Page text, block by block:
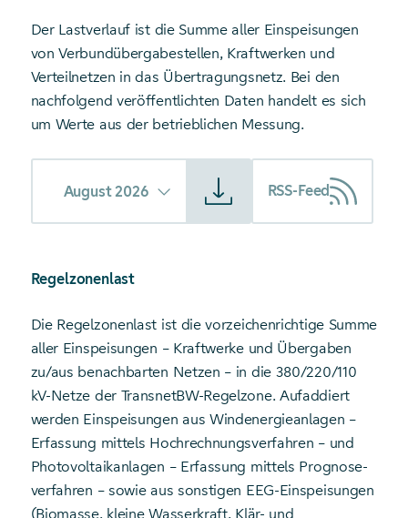
Der Lastverlauf ist die Summe aller Einspeisungen
von Verbundübergabestellen, Kraftwerken und
Verteilnetzen in das Übertragungsnetz. Bei den
nachfolgend veröffentlichten Daten handelt es sich
um Werte aus der betrieblichen Messung.
August 2026 RSS-Feed
Regelzonenlast
Die Regelzonenlast ist die vorzeichen­richtige Summe
aller Einspeisungen – Kraftwerke und Übergaben
zu/aus benachbarten Netzen – in die 380/220/110
kV-Netze der TransnetBW-Regelzone. Aufaddiert
werden Einspeisungen aus Wind­energie­anlagen –
Erfassung mittels Hochrechnungs­verfahren – und
Photovoltaik­anlagen – Erfassung mittels Prognose­
verfahren – sowie aus sonstigen EEG-Einspeisungen
(Biomasse, kleine Wasserkraft, Klär- und